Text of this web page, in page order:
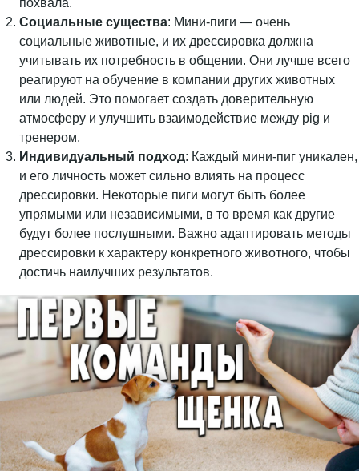
похвала.
Социальные существа: Мини-пиги — очень
социальные животные, и их дрессировка должна
учитывать их потребность в общении. Они лучше всего
реагируют на обучение в компании других животных
или людей. Это помогает создать доверительную
атмосферу и улучшить взаимодействие между pig и
тренером.
Индивидуальный подход: Каждый мини-пиг уникален,
и его личность может сильно влиять на процесс
дрессировки. Некоторые пиги могут быть более
упрямыми или независимыми, в то время как другие
будут более послушными. Важно адаптировать методы
дрессировки к характеру конкретного животного, чтобы
достичь наилучших результатов.